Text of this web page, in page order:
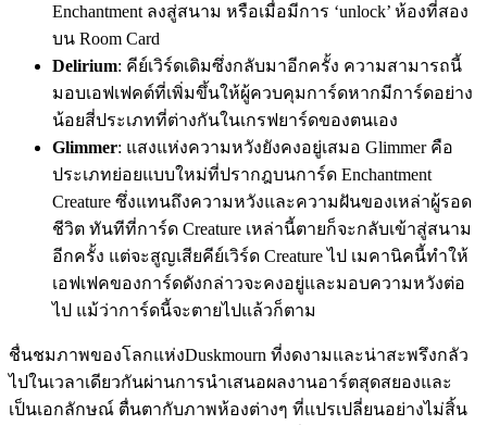
Enchantment ลงสู่สนาม หรือเมื่อมีการ ‘unlock’ ห้องที่สอง
บน Room Card
Delirium: คีย์เวิร์ดเดิมซึ่งกลับมาอีกครั้ง ความสามารถนี้
มอบเอฟเฟคต์ที่เพิ่มขึ้นให้ผู้ควบคุมการ์ดหากมีการ์ดอย่าง
น้อยสี่ประเภทที่ต่างกันในเกรฟยาร์ดของตนเอง
Glimmer: แสงแห่งความหวังยังคงอยู่เสมอ Glimmer คือ
ประเภทย่อยแบบใหม่ที่ปรากฎบนการ์ด Enchantment
Creature ซึ่งแทนถึงความหวังและความฝันของเหล่าผู้รอด
ชีวิต ทันทีที่การ์ด Creature เหล่านี้ตายก็จะกลับเข้าสู่สนาม
อีกครั้ง แต่จะสูญเสียคีย์เวิร์ด Creature ไป เมคานิคนี้ทำให้
เอฟเฟคของการ์ดดังกล่าวจะคงอยู่และมอบความหวังต่อ
ไป แม้ว่าการ์ดนี้จะตายไปแล้วก็ตาม
ชื่นชมภาพของโลกแห่งDuskmourn ที่งดงามและน่าสะพรึงกลัว
ไปในเวลาเดียวกันผ่านการนำเสนอผลงานอาร์ตสุดสยองและ
เป็นเอกลักษณ์ ตื่นตากับภาพห้องต่างๆ ที่แปรเปลี่ยนอย่างไม่สิ้น